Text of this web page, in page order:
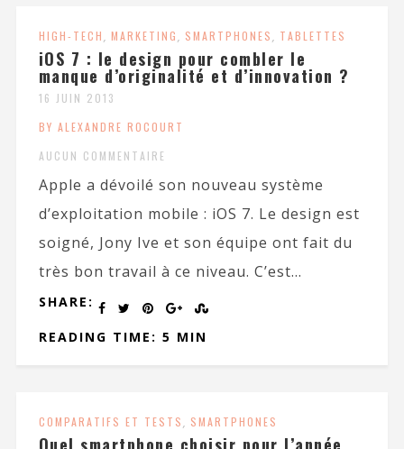
HIGH-TECH, MARKETING, SMARTPHONES, TABLETTES
iOS 7 : le design pour combler le
manque d’originalité et d’innovation ?
16 JUIN 2013
BY ALEXANDRE ROCOURT
AUCUN COMMENTAIRE
Apple a dévoilé son nouveau système
d’exploitation mobile : iOS 7. Le design est
soigné, Jony Ive et son équipe ont fait du
très bon travail à ce niveau. C’est...
SHARE:
READING TIME: 5 MIN
COMPARATIFS ET TESTS, SMARTPHONES
Quel smartphone choisir pour l’année